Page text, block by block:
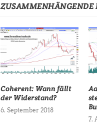
ZUSAMMENHÄNGENDE
Coherent: Wann fällt
der Widerstand?
6. September 2018
7.